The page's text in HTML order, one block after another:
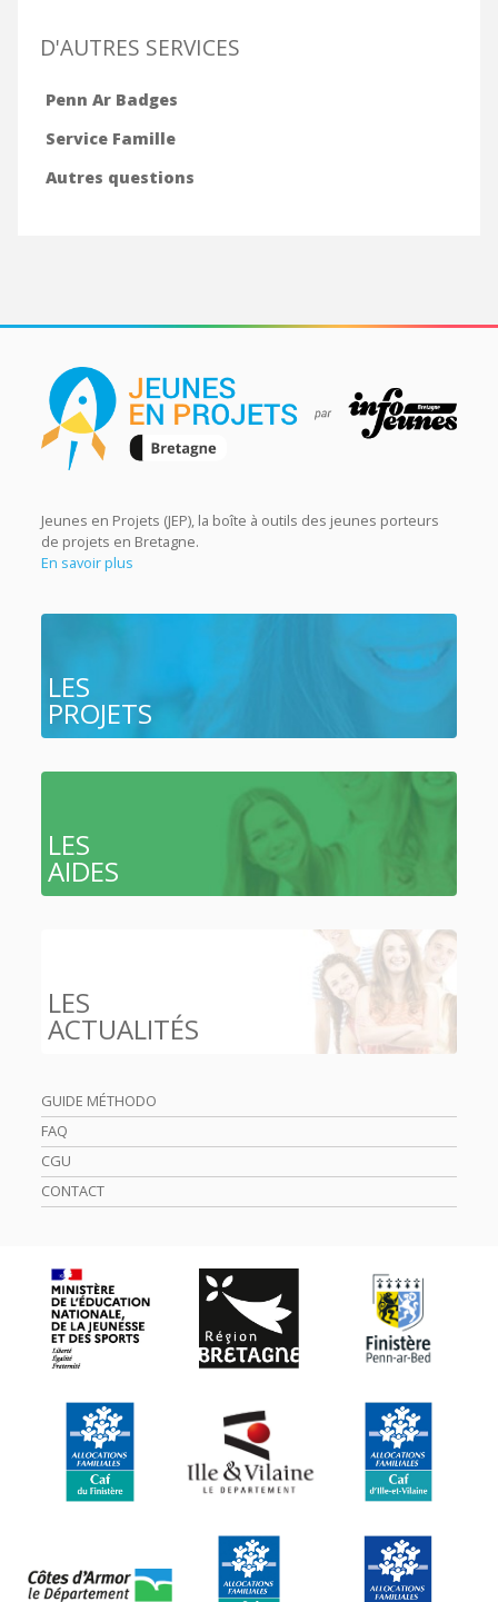
D'AUTRES SERVICES
Penn Ar Badges
Service Famille
Autres questions
Jeunes en Projets (JEP), la boîte à outils des jeunes porteurs
de projets en Bretagne.
En savoir plus
LES
PROJETS
LES
AIDES
LES
ACTUALITÉS
GUIDE MÉTHODO
FAQ
CGU
CONTACT